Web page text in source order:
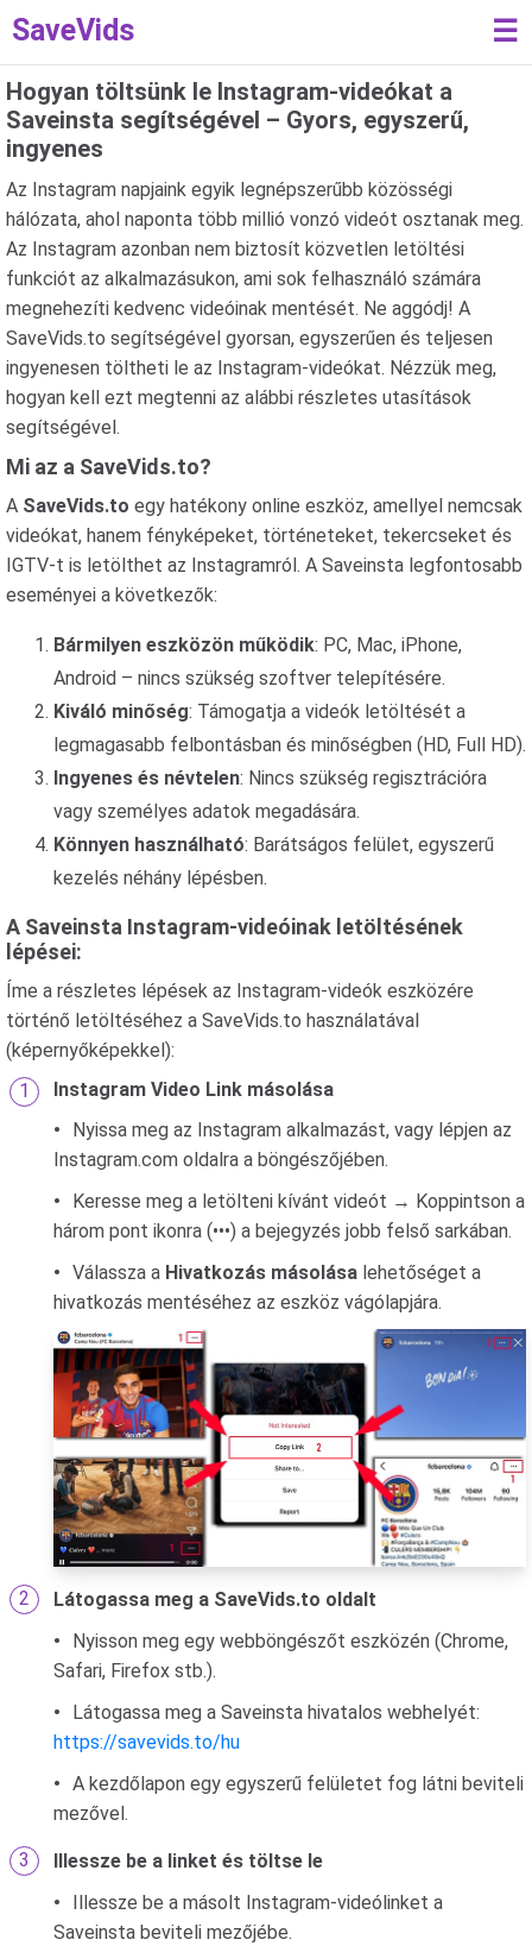
SaveVids ☰
Hogyan töltsünk le Instagram-videókat a
Saveinsta segítségével – Gyors, egyszerű,
ingyenes
Az Instagram napjaink egyik legnépszerűbb közösségi
hálózata, ahol naponta több millió vonzó videót osztanak meg.
Az Instagram azonban nem biztosít közvetlen letöltési
funkciót az alkalmazásukon, ami sok felhasználó számára
megnehezíti kedvenc videóinak mentését. Ne aggódj! A
SaveVids.to segítségével gyorsan, egyszerűen és teljesen
ingyenesen töltheti le az Instagram-videókat. Nézzük meg,
hogyan kell ezt megtenni az alábbi részletes utasítások
segítségével.
Mi az a SaveVids.to?
A SaveVids.to egy hatékony online eszköz, amellyel nemcsak
videókat, hanem fényképeket, történeteket, tekercseket és
IGTV-t is letölthet az Instagramról. A Saveinsta legfontosabb
eseményei a következők:
Bármilyen eszközön működik: PC, Mac, iPhone,
Android – nincs szükség szoftver telepítésére.
Kiváló minőség: Támogatja a videók letöltését a
legmagasabb felbontásban és minőségben (HD, Full HD).
Ingyenes és névtelen: Nincs szükség regisztrációra
vagy személyes adatok megadására.
Könnyen használható: Barátságos felület, egyszerű
kezelés néhány lépésben.
A Saveinsta Instagram-videóinak letöltésének
lépései:
Íme a részletes lépések az Instagram-videók eszközére
történő letöltéséhez a SaveVids.to használatával
(képernyőképekkel):
Instagram Video Link másolása
Nyissa meg az Instagram alkalmazást, vagy lépjen az
Instagram.com oldalra a böngészőjében.
Keresse meg a letölteni kívánt videót → Koppintson a
három pont ikonra (•••) a bejegyzés jobb felső sarkában.
Válassza a Hivatkozás másolása lehetőséget a
hivatkozás mentéséhez az eszköz vágólapjára.
Látogassa meg a SaveVids.to oldalt
Nyisson meg egy webböngészőt eszközén (Chrome,
Safari, Firefox stb.).
Látogassa meg a Saveinsta hivatalos webhelyét:
https://savevids.to/hu
A kezdőlapon egy egyszerű felületet fog látni beviteli
mezővel.
Illessze be a linket és töltse le
Illessze be a másolt Instagram-videólinket a
Saveinsta beviteli mezőjébe.